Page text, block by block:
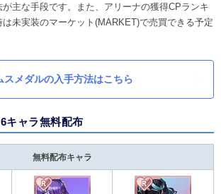
主な手段です。また、アリーナの獲得CPランキ
未実装のマーケット(MARKET)で売買できる予定
スメダルの入手方法はこちら
キャラ無料配布
無料配布キャラ